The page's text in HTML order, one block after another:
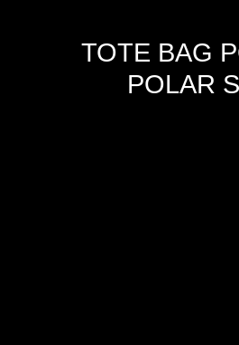
TOTE BAG
POLAR